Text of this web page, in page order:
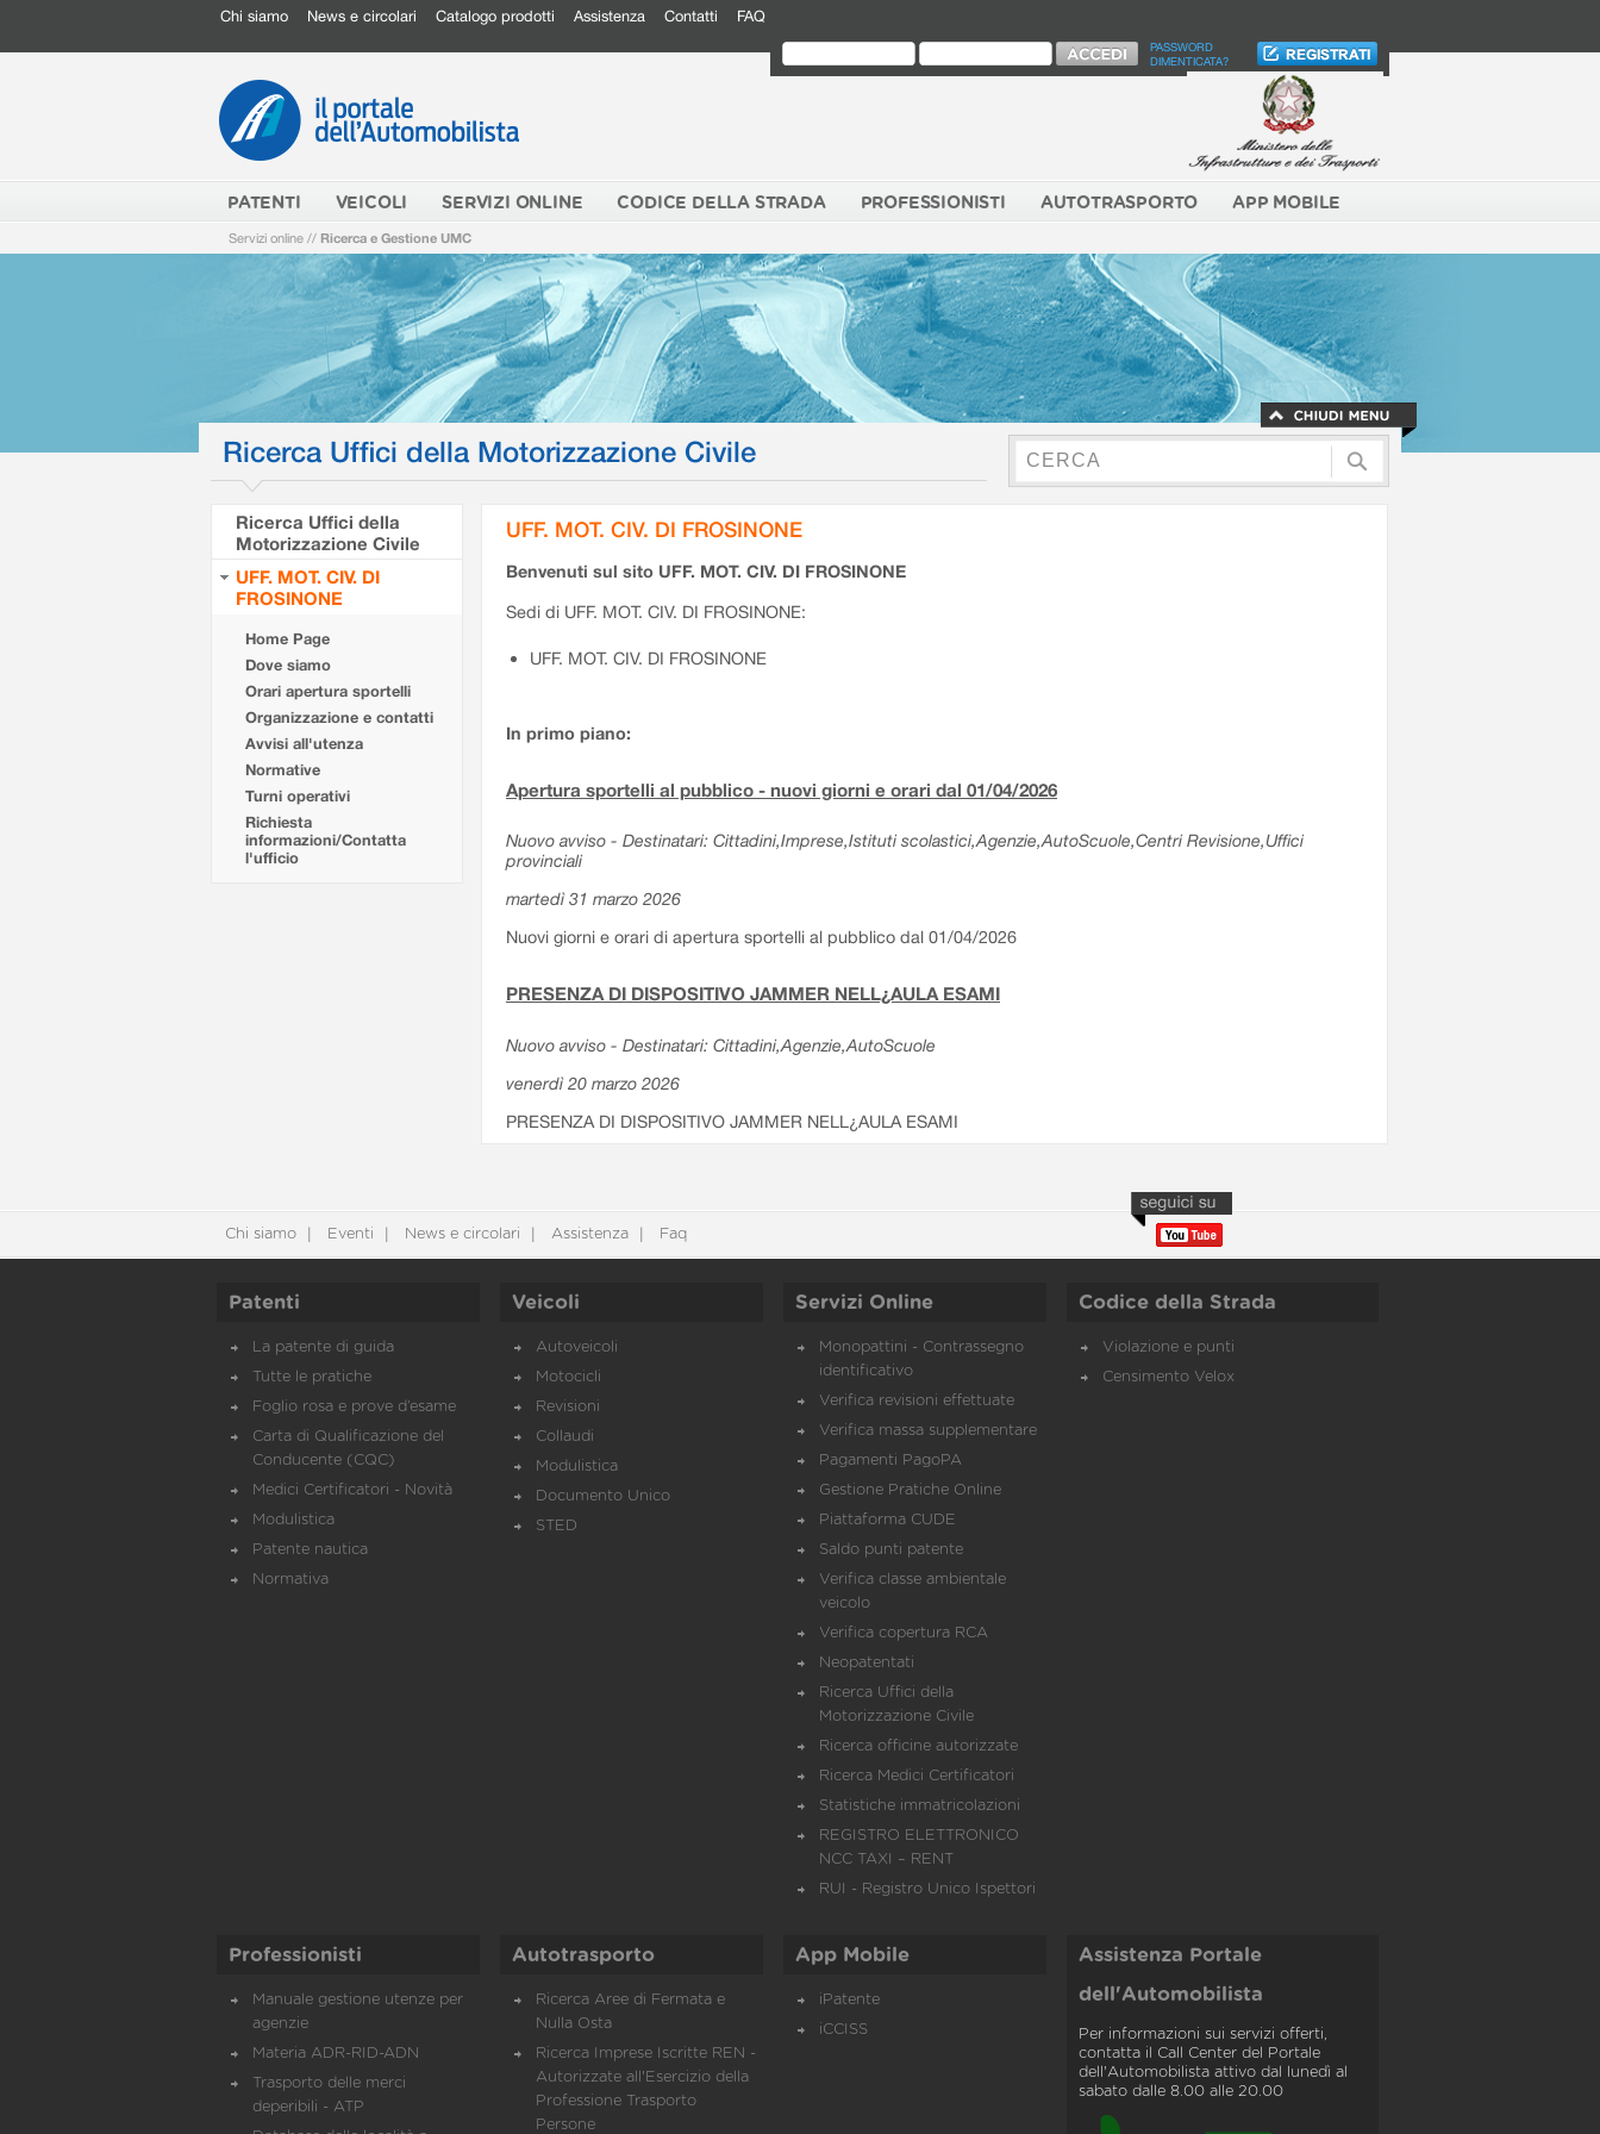
Chi siamo News e circolari Catalogo prodotti Assistenza Contatti FAQ
PASSWORD
DIMENTICATA?
PATENTI VEICOLI SERVIZI ONLINE CODICE DELLA STRADA PROFESSIONISTI AUTOTRASPORTO APP MOBILE
Servizi online // Ricerca e Gestione UMC
Ricerca Uffici della Motorizzazione Civile
Ricerca Uffici della
Motorizzazione Civile
UFF. MOT. CIV. DI
FROSINONE
Home Page
Dove siamo
Orari apertura sportelli
Organizzazione e contatti
Avvisi all'utenza
Normative
Turni operativi
Richiesta
informazioni/Contatta
l'ufficio
UFF. MOT. CIV. DI FROSINONE
Benvenuti sul sito UFF. MOT. CIV. DI FROSINONE
Sedi di UFF. MOT. CIV. DI FROSINONE:
UFF. MOT. CIV. DI FROSINONE
In primo piano:
Apertura sportelli al pubblico - nuovi giorni e orari dal 01/04/2026
Nuovo avviso - Destinatari: Cittadini,Imprese,Istituti scolastici,Agenzie,AutoScuole,Centri Revisione,Uffici
provinciali
martedì 31 marzo 2026
Nuovi giorni e orari di apertura sportelli al pubblico dal 01/04/2026
PRESENZA DI DISPOSITIVO JAMMER NELL¿AULA ESAMI
Nuovo avviso - Destinatari: Cittadini,Agenzie,AutoScuole
venerdì 20 marzo 2026
PRESENZA DI DISPOSITIVO JAMMER NELL¿AULA ESAMI
Chi siamo Eventi News e circolari Assistenza Faq
Patenti
La patente di guida
Tutte le pratiche
Foglio rosa e prove d’esame
Carta di Qualificazione del
Conducente (CQC)
Medici Certificatori - Novità
Modulistica
Patente nautica
Normativa
Veicoli
Autoveicoli
Motocicli
Revisioni
Collaudi
Modulistica
Documento Unico
STED
Servizi Online
Monopattini - Contrassegno
identificativo
Verifica revisioni effettuate
Verifica massa supplementare
Pagamenti PagoPA
Gestione Pratiche Online
Piattaforma CUDE
Saldo punti patente
Verifica classe ambientale
veicolo
Verifica copertura RCA
Neopatentati
Ricerca Uffici della
Motorizzazione Civile
Ricerca officine autorizzate
Ricerca Medici Certificatori
Statistiche immatricolazioni
REGISTRO ELETTRONICO
NCC TAXI – RENT
RUI - Registro Unico Ispettori
Codice della Strada
Violazione e punti
Censimento Velox
Professionisti
Manuale gestione utenze per
agenzie
Materia ADR-RID-ADN
Trasporto delle merci
deperibili - ATP
Autotrasporto
Ricerca Aree di Fermata e
Nulla Osta
Ricerca Imprese Iscritte REN -
Autorizzate all'Esercizio della
Professione Trasporto
Persone
App Mobile
iPatente
iCCISS
Assistenza Portale
dell'Automobilista
Per informazioni sui servizi offerti,
contatta il Call Center del Portale
dell'Automobilista attivo dal lunedì al
sabato dalle 8.00 alle 20.00